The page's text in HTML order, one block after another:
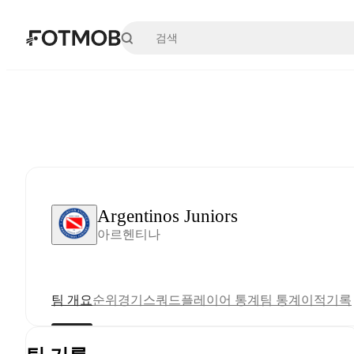
본문으로 건너뛰기
Argentinos Juniors
아르헨티나
팀 개요순위 경기 스쿼드플레이어 통계 팀 통계 이적기록